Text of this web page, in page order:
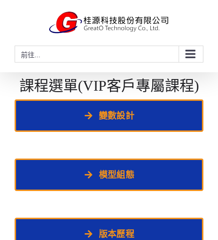
前往...
課程選單(VIP客戶專屬課程)
變數設計
模型組態
版本歷程